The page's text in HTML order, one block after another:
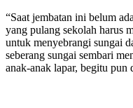
“Saat jembatan ini belum
yang pulang sekolah harus
untuk menyebrangi sungai
seberang sungai sembari
anak-anak lapar, begitu pun